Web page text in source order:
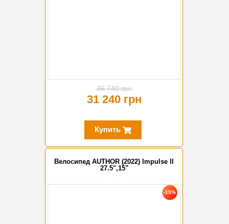
36 740 грн
31 240 грн
Купить
Велосипед AUTHOR (2022) Impulse II
27.5",15"
-15%